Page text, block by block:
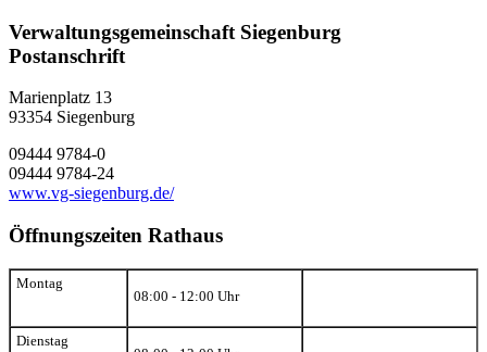
Verwaltungsgemeinschaft Siegenburg
Postanschrift
Marienplatz 13
93354 Siegenburg
09444 9784-0
09444 9784-24
www.vg-siegenburg.de/
Öffnungszeiten Rathaus
Montag
08:00 - 12:00 Uhr
Dienstag